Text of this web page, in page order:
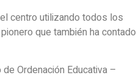
centro utilizando todos los
que también ha contado
Ordenación Educativa –